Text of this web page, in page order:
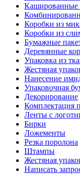
Кашированные
Коробки из
Коробки из
Бумажные
Деревянные
Упаковка из
Жестяная
Нанесение
Упаковочная
Декорирование
Комплектация
Ленты с
Бирки
Ложементы
Резка поролона
Штампы
Жестяная
Написать